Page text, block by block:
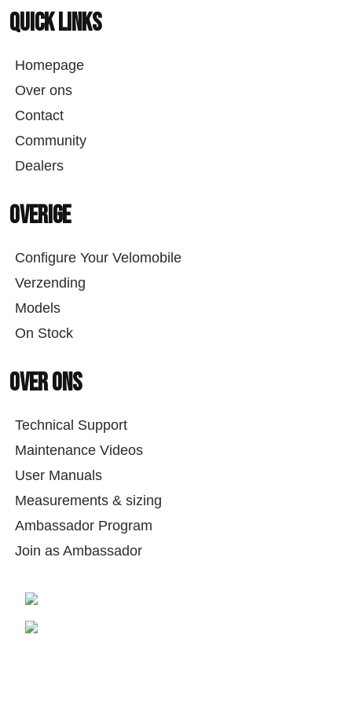
Quick links
Homepage
Over ons
Contact
Community
Dealers
Overige
Configure Your Velomobile
Verzending
Models
On Stock
Over ons
Technical Support
Maintenance Videos
User Manuals
Measurements & sizing
Ambassador Program
Join as Ambassador